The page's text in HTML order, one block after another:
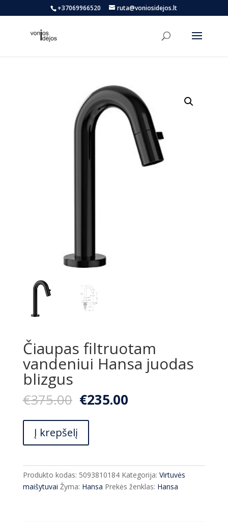
+37069966520 ruta@voniosidejos.lt
Čiaupas filtruotam
vandeniui Hansa juodas
blizgus
€375.00 Original
price
was:
€235.00Current
kiekis:
Čiaupas
vandeniui
Hansa
Į krepšelį
Produkto kodas: 5093810184 Kategorija: Virtuvės
maišytuvai Žyma: Hansa Prekės ženklas: Hansa